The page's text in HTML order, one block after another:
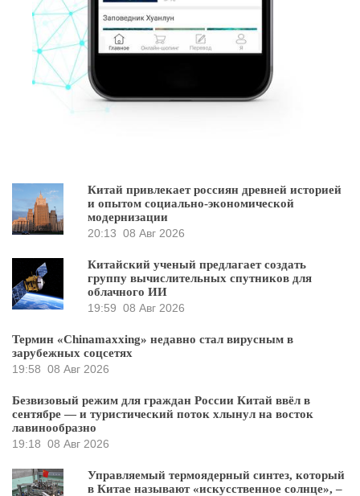
Китай привлекает россиян древней историей
и опытом социально-экономической
модернизации
20:13 08 Авг 2026
Китайский ученый предлагает создать
группу вычислительных спутников для
облачного ИИ
19:59 08 Авг 2026
Термин «Chinamaxxing» недавно стал вирусным в
зарубежных соцсетях
19:58 08 Авг 2026
Безвизовый режим для граждан России Китай ввёл в
сентябре — и туристический поток хлынул на восток
лавинообразно
19:18 08 Авг 2026
Управляемый термоядерный синтез, который
в Китае называют «искусственное солнце», –